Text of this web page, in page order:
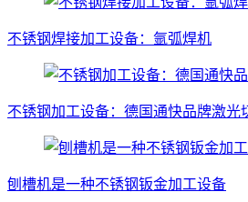
不锈钢焊接加工设备：氩弧焊机
不锈钢加工设备：德国通快品牌激光
刨槽机是一种不锈钢钣金加工设备